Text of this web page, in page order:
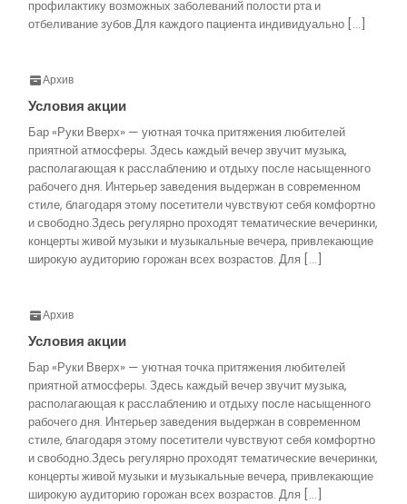
профилактику возможных заболеваний полости рта и
отбеливание зубов.Для каждого пациента индивидуально […]
Архив
Условия акции
Бар «Руки Вверх» — уютная точка притяжения любителей
приятной атмосферы. Здесь каждый вечер звучит музыка,
располагающая к расслаблению и отдыху после насыщенного
рабочего дня. Интерьер заведения выдержан в современном
стиле, благодаря этому посетители чувствуют себя комфортно
и свободно.Здесь регулярно проходят тематические вечеринки,
концерты живой музыки и музыкальные вечера, привлекающие
широкую аудиторию горожан всех возрастов. Для […]
Архив
Условия акции
Бар «Руки Вверх» — уютная точка притяжения любителей
приятной атмосферы. Здесь каждый вечер звучит музыка,
располагающая к расслаблению и отдыху после насыщенного
рабочего дня. Интерьер заведения выдержан в современном
стиле, благодаря этому посетители чувствуют себя комфортно
и свободно.Здесь регулярно проходят тематические вечеринки,
концерты живой музыки и музыкальные вечера, привлекающие
широкую аудиторию горожан всех возрастов. Для […]